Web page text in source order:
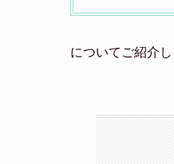
についてご紹介し